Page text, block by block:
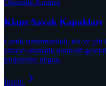
Otomatik Kontrol
Klape Savak Kapakları
Lastik sızdırmazlıklı, tek ve
yüzeyi otomatik kontrolü
projelerine uygun.
İncele